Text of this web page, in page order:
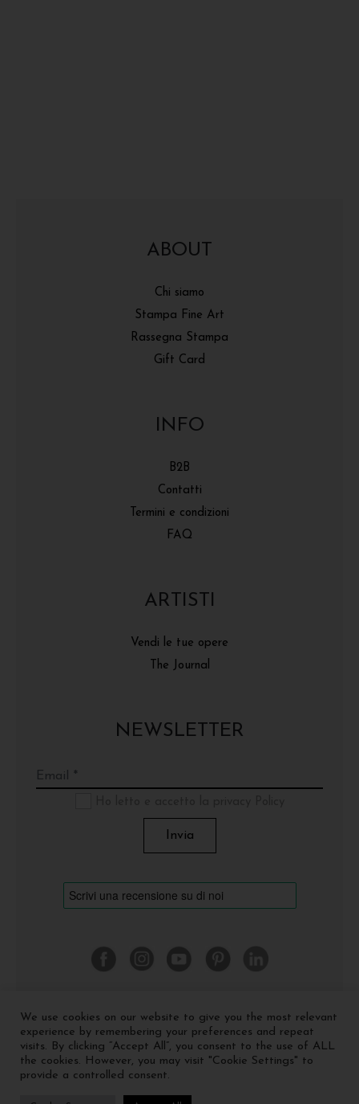
ABOUT
Chi siamo
Stampa Fine Art
Rassegna Stampa
Gift Card
INFO
B2B
Contatti
Termini e condizioni
FAQ
ARTISTI
Vendi le tue opere
The Journal
NEWSLETTER
© 2026 Cinquerosso Arte S.r.l. a socio unico - p.Iva
04035591207 -Privacy policy-Cookie policy
We use cookies on our website to give you the most relevant
experience by remembering your preferences and repeat
visits. By clicking “Accept All”, you consent to the use of ALL
the cookies. However, you may visit "Cookie Settings" to
provide a controlled consent.